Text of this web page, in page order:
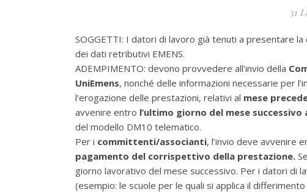
31
SOGGETTI: I datori di lavoro già tenuti a presentare
dei dati retributivi EMENS.
ADEMPIMENTO: devono provvedere all’invio della
UniEmens, nonché delle informazioni necessarie per
l’erogazione delle prestazioni, relativi al mese
avvenire entro l’ultimo giorno del mese
del modello DM10 telematico.
Per i committenti/associanti, l’invio deve avvenire
pagamento del corrispettivo della prestazione.
giorno lavorativo del mese successivo. Per i datori di
(esempio: le scuole per le quali si applica il